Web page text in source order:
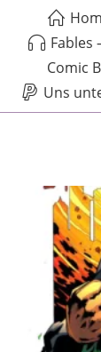
Fables
Comic
Uns